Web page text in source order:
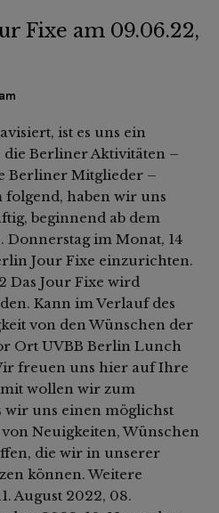
Fixe am 09.06.22,
ist es uns ein
die Berliner Aktivitäten –
Berliner Mitglieder –
folgend, haben wir uns
beginnend ab dem
Donnerstag im Monat, 14
Jour Fixe einzurichten.
Das Jour Fixe wird
Kann im Verlauf des
von den Wünschen der
Ort UVBB Berlin Lunch
freuen uns hier auf Ihre
wollen wir zum
wir uns einen möglichst
Neuigkeiten, Wünschen
die wir in unserer
können. Weitere
August 2022, 08.